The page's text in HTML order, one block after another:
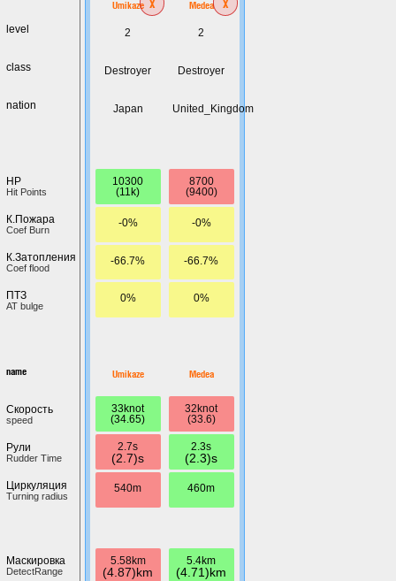
level
class
nation
HP
Hit Points
К.Пожара
Coef Burn
К.Затопления
Coef flood
ПТЗ
AT bulge
name
Скорость
speed
Рули
Rudder Time
Циркуляция
Turning radius
Маскировка
DetectRange
Umikaze
2
Destroyer
Japan
10300
(11k)
-0%
-66.7%
0%
Umikaze
33knot
(34.65)
2.7s
(2.7)s
540m
5.58km
(4.87)km
Medea
2
Destroyer
United_Kingdom
8700
(9400)
-0%
-66.7%
0%
Medea
32knot
(33.6)
2.3s
(2.3)s
460m
5.4km
(4.71)km